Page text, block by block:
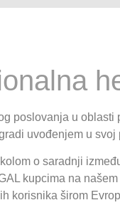
poslovanja u
uvođenjem u
o saradnji
kupcima na
korisnika širom